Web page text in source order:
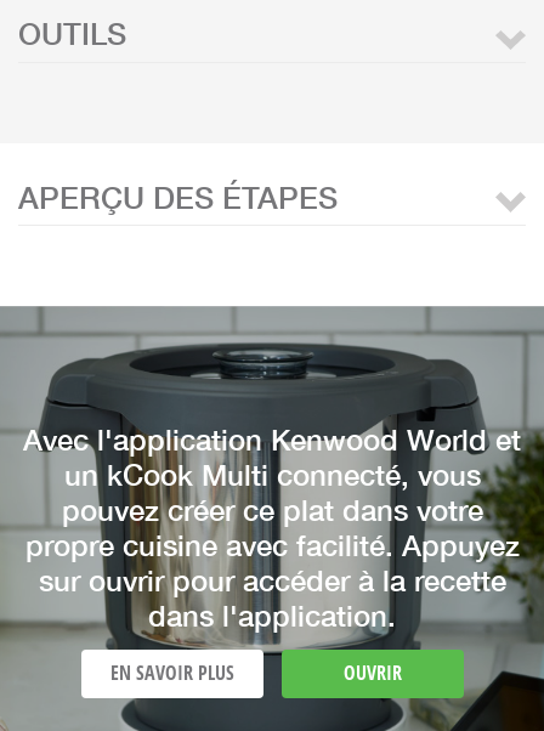
OUTILS
APERÇU DES ÉTAPES
Avec l'application Kenwood World et
un kCook Multi connecté, vous
pouvez créer ce plat dans votre
propre cuisine avec facilité. Appuyez
sur ouvrir pour accéder à la recette
dans l'application.
EN SAVOIR PLUS OUVRIR